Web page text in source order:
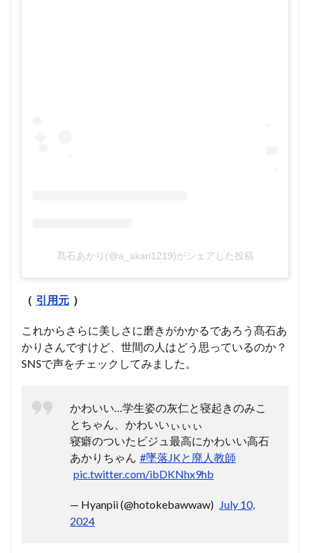
髙石あかり(@a_akari1219)がシェアした投稿
（ 引用元 ）
これからさらに美しさに磨きがかかるであろう髙石あ
かりさんですけど、世間の人はどう思っているのか？
SNSで声をチェックしてみました。
かわいい…学生姿の灰仁と寝起きのみこ
とちゃん、かわいいぃぃぃ
寝癖のついたビジュ最高にかわいい高石
あかりちゃん #墜落JKと廃人教師
pic.twitter.com/ibDKNhx9hb
— Hyanpii (@hotokebawwaw) July 10,
2024